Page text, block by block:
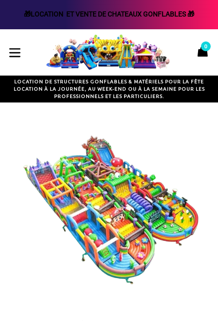
🎁LOCATION  ET VENTE DE CHATEAUX GONFLABLES 🎁
au
contenudévelopper/réduire
0
LOCATION DE STRUCTURES GONFLABLES & MATÉRIELS POUR LA FÊTE
LOCATION À LA JOURNÉE, AU WEEK-END OU À LA SEMAINE POUR LES
PROFESSIONNELS ET LES PARTICULIERS.